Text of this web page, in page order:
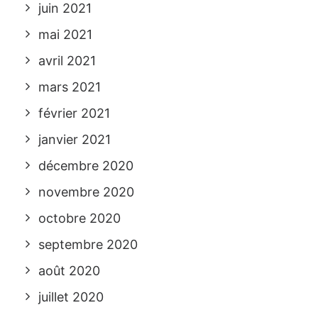
juin 2021
mai 2021
avril 2021
mars 2021
février 2021
janvier 2021
décembre 2020
novembre 2020
octobre 2020
septembre 2020
août 2020
juillet 2020